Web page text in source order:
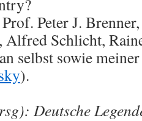
Peter J.
Alfred Schlicht,
selbst sowie
).
Deutsche